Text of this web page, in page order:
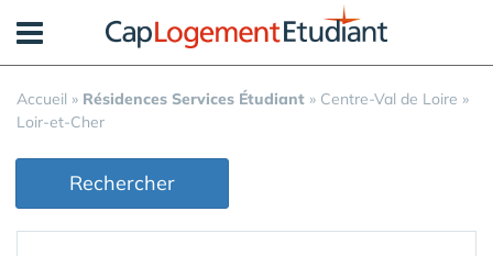
Accueil » Résidences Services Étudiant » Centre-Val de Loire »
Loir-et-Cher
Rechercher